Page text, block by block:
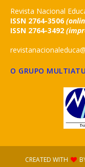
Revista Nacional
ISSN 2764-3506
ISSN 2764-3492
O GRUPO
CREATED WITH